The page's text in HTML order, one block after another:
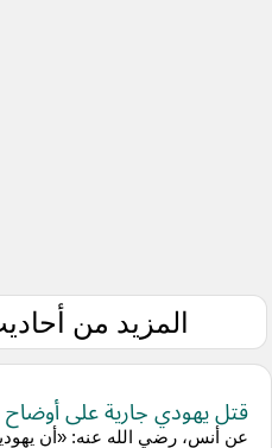
المزيد من
قتل يهودي جارية على أوضاح
عن أنس، رضي الله عنه: «أن